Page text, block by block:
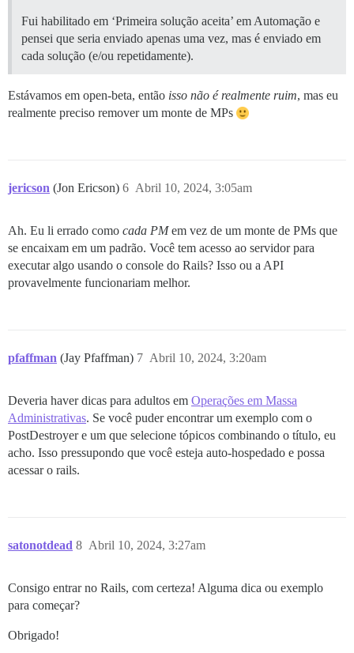
Fui habilitado em ‘Primeira solução aceita’ em Automação e
pensei que seria enviado apenas uma vez, mas é enviado em
cada solução (e/ou repetidamente).
Estávamos em open-beta, então isso não é realmente ruim, mas eu
realmente preciso remover um monte de MPs
jericson (Jon Ericson) Abril 10, 2024, 3:05am
6
Ah. Eu li errado como cada PMem vez de um monte de PMs que
se encaixam em um padrão. Você tem acesso ao servidor para
executar algo usando o console do Rails? Isso ou a API
provavelmente funcionariam melhor.
pfaffman (Jay Pfaffman) Abril 10, 2024, 3:20am
7
Deveria haver dicas para adultos em Operações em Massa
Administrativas. Se você puder encontrar um exemplo com o
PostDestroyer e um que selecione tópicos combinando o título, eu
acho. Isso pressupondo que você esteja auto-hospedado e possa
acessar o rails.
satonotdead Abril 10, 2024, 3:27am
8
Consigo entrar no Rails, com certeza! Alguma dica ou exemplo
para começar?
Obrigado!